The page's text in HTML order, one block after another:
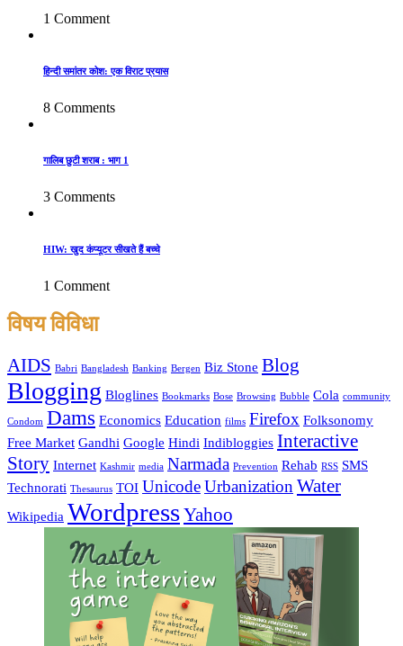
1 Comment
हिन्दी समांतर कोश: एक विराट प्रयास
8 Comments
गालिब छुटी शराब : भाग 1
3 Comments
HIW: खुद कंप्यूटर सीखते हैं बच्चे
1 Comment
विषय विविधा
AIDS Babri Bangladesh Banking Bergen Biz Stone Blog
Blogging Bloglines Bookmarks Bose Browsing Bubble Cola community
Condom Dams Economics Education films Firefox Folksonomy
Free Market Gandhi Google Hindi Indibloggies Interactive
Story Internet Kashmir media Narmada Prevention Rehab RSS SMS
Technorati Thesaurus TOI UnicodeUrbanization Water
Wikipedia WordpressYahoo